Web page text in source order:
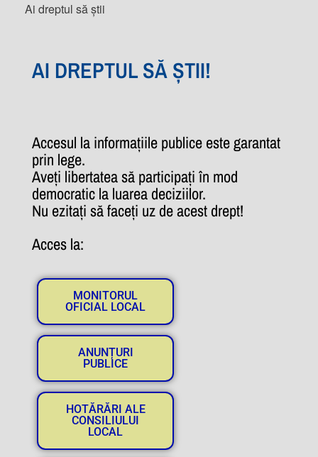
Ai dreptul să știi
AI DREPTUL SĂ ȘTII!
Accesul la informațiile publice este garantat
prin lege.
Aveți libertatea să participați în mod
democratic la luarea deciziilor.
Nu ezitați să faceți uz de acest drept!
Acces la:
MONITORUL
OFICIAL LOCAL
ANUNȚURI
PUBLICE
HOTĂRĂRI ALE
CONSILIULUI
LOCAL